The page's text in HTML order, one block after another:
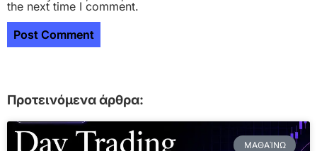
the next time I comment.
Προτεινόμενα άρθρα:
ΜΑΘΑΊΝΩ